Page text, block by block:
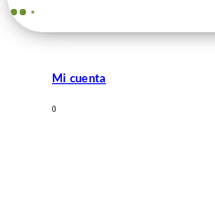
Mi cuenta
0